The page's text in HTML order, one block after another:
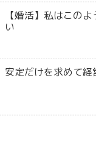
【婚活】私はこの
い
安定だけを求めて